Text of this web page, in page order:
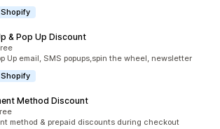
& Pop Up Discount
Up email, SMS popups,spin the wheel, newsletter
Method Discount
method & prepaid discounts during checkout